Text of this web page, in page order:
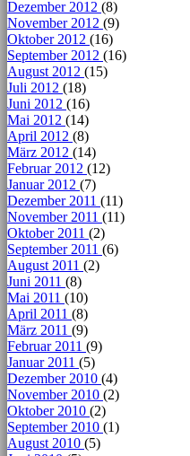
Dezember 2012 (8)
November 2012 (9)
Oktober 2012 (16)
September 2012 (16)
August 2012 (15)
Juli 2012 (18)
Juni 2012 (16)
Mai 2012 (14)
April 2012 (8)
März 2012 (14)
Februar 2012 (12)
Januar 2012 (7)
Dezember 2011 (11)
November 2011 (11)
Oktober 2011 (2)
September 2011 (6)
August 2011 (2)
Juni 2011 (8)
Mai 2011 (10)
April 2011 (8)
März 2011 (9)
Februar 2011 (9)
Januar 2011 (5)
Dezember 2010 (4)
November 2010 (2)
Oktober 2010 (2)
September 2010 (1)
August 2010 (5)